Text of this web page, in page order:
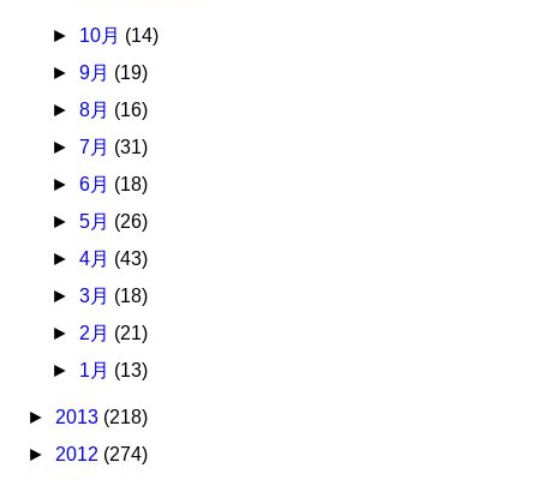
► 10月 (14)
► 9月 (19)
► 8月 (16)
► 7月 (31)
► 6月 (18)
► 5月 (26)
► 4月 (43)
► 3月 (18)
► 2月 (21)
► 1月 (13)
► 2013 (218)
► 2012 (274)